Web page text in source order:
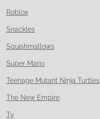
Roblox
Snackles
Squishmallows
Super Mario
Teenage Mutant Ninja Turtles
The New Empire
Ty